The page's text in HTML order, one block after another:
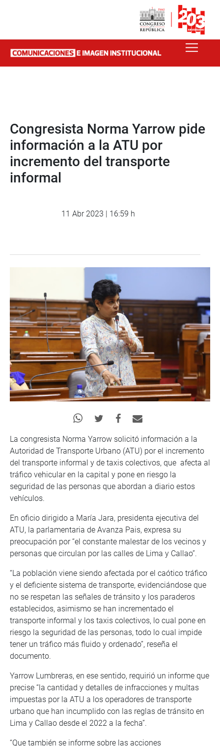
Congresista Norma Yarrow pide
información a la ATU por
incremento del transporte
informal
11 Abr 2023 | 16:59 h
La congresista Norma Yarrow solicitó información a la
Autoridad de Transporte Urbano (ATU) por el incremento
del transporte informal y de taxis colectivos, que afecta al
tráfico vehicular en la capital y pone en riesgo la
seguridad de las personas que abordan a diario estos
vehículos.
En oficio dirigido a María Jara, presidenta ejecutiva del
ATU, la parlamentaria de Avanza Pais, expresa su
preocupación por “el constante malestar de los vecinos y
personas que circulan por las calles de Lima y Callao”.
“La población viene siendo afectada por el caótico tráfico
y el deficiente sistema de transporte, evidenciándose que
no se respetan las señales de tránsito y los paraderos
establecidos, asimismo se han incrementado el
transporte informal y los taxis colectivos, lo cual pone en
riesgo la seguridad de las personas, todo lo cual impide
tener un tráfico más fluido y ordenado”, reseña el
documento.
Yarrow Lumbreras, en ese sentido, requirió un informe que
precise “la cantidad y detalles de infracciones y multas
impuestas por la ATU a los operadores de transporte
urbano que han incumplido con las reglas de tránsito en
Lima y Callao desde el 2022 a la fecha”.
“Que también se informe sobre las acciones